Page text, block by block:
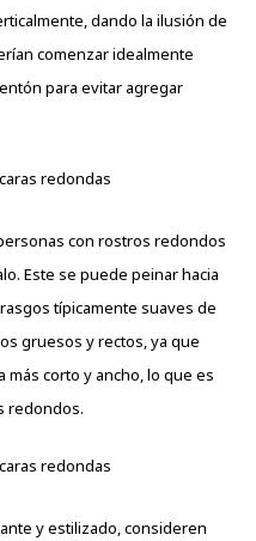
dando la ilusión de
comenzar idealmente
para evitar agregar
con rostros redondos
Este se puede peinar hacia
típicamente suaves de
gruesos y rectos, ya que
corto y ancho, lo que es
redondos.
y estilizado, consideren